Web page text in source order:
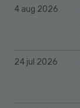
4 aug 2026
24 jul 2026